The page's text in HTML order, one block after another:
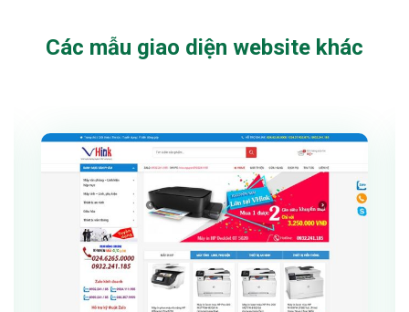
Các mẫu giao diện website khác